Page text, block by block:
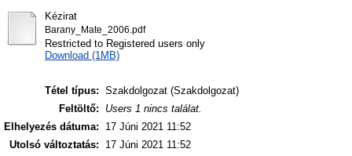
Kézirat
Barany_Mate_2006.pdf
Restricted to Registered users only
Download (1MB)
Tétel típus: Szakdolgozat (Szakdolgozat)
Feltöltő:
Users 1 nincs találat.
Elhelyezés dátuma:
17 Júni 2021 11:52
Utolsó változtatás:
17 Júni 2021 11:52